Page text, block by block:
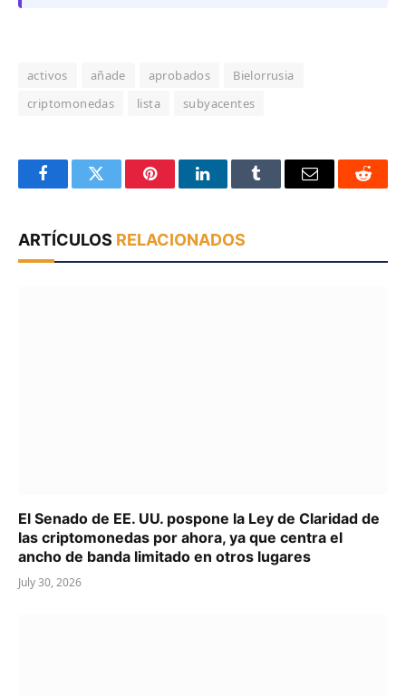
activos añade aprobados
Bielorrusia
criptomonedas
lista subyacentes
FacebookTwitter PinterestLinkedInTumblr Email Reddit
ARTÍCULOS RELACIONADOS
El Senado de EE. UU. pospone la Ley de Claridad de
las criptomonedas por ahora, ya que centra el
ancho de banda limitado en otros lugares
July 30, 2026